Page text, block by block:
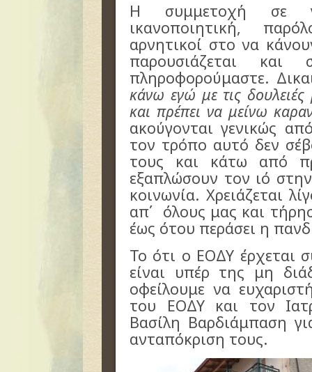
Η συμμετοχή σε
ικανοποιητική,
αρνητικοί στο να
παρουσιάζεται
πληροφορούμαστε.
κάνω εγώ με τις
και πρέπει να μείνω
ακούγονται γενικώς
τον τρόπο αυτό δεν
τους και κάτω από
εξαπλώσουν τον ιό
κοινωνία. Χρειάζεται
απ΄ όλους μας και
έως ότου περάσει η
Το ότι ο ΕΟΔΥ έρχεται
είναι υπέρ της μη
οφείλουμε να
του ΕΟΔΥ και τον
Βασίλη Βαρδιάμπαση
ανταπόκριση τους.